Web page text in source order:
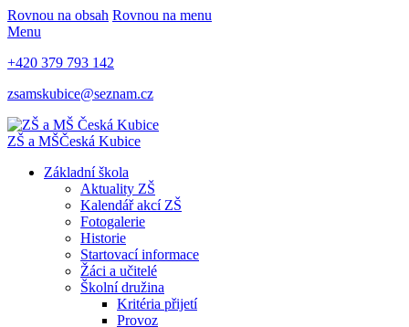
Rovnou na obsah Rovnou na menu
Menu
+420 379 793 142
zsamskubice@seznam.cz
ZŠ a MŠČeská Kubice
Základní škola
Aktuality ZŠ
Kalendář akcí ZŠ
Fotogalerie
Historie
Startovací informace
Žáci a učitelé
Školní družina
Kritéria přijetí
Provoz